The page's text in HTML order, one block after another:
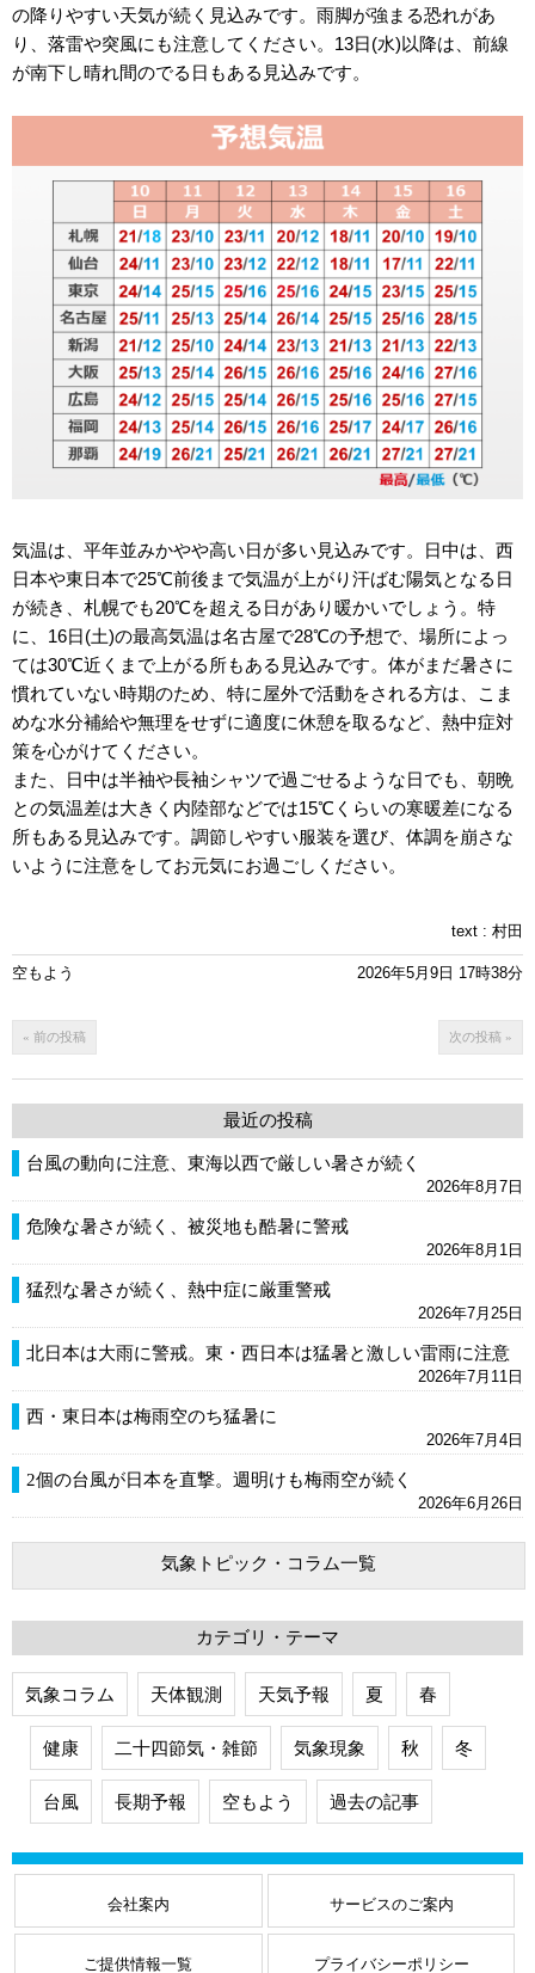
の降りやすい天気が続く見込みです。雨脚が強まる恐れがあ
り、落雷や突風にも注意してください。13日(水)以降は、前線
が南下し晴れ間のでる日もある見込みです。
気温は、平年並みかやや高い日が多い見込みです。日中は、西
日本や東日本で25℃前後まで気温が上がり汗ばむ陽気となる日
が続き、札幌でも20℃を超える日があり暖かいでしょう。特
に、16日(土)の最高気温は名古屋で28℃の予想で、場所によっ
ては30℃近くまで上がる所もある見込みです。体がまだ暑さに
慣れていない時期のため、特に屋外で活動をされる方は、こま
めな水分補給や無理をせずに適度に休憩を取るなど、熱中症対
策を心がけてください。
また、日中は半袖や長袖シャツで過ごせるような日でも、朝晩
との気温差は大きく内陸部などでは15℃くらいの寒暖差になる
所もある見込みです。調節しやすい服装を選び、体調を崩さな
いように注意をしてお元気にお過ごしください。
text : 村田
空もよう 2026年5月9日 17時38分
« 前の投稿 次の投稿 »
最近の投稿
台風の動向に注意、東海以西で厳しい暑さが続く
2026年8月7日
危険な暑さが続く、被災地も酷暑に警戒
2026年8月1日
猛烈な暑さが続く、熱中症に厳重警戒
2026年7月25日
北日本は大雨に警戒。東・西日本は猛暑と激しい雷雨に注意
2026年7月11日
西・東日本は梅雨空のち猛暑に
2026年7月4日
2個の台風が日本を直撃。週明けも梅雨空が続く
2026年6月26日
気象トピック・コラム一覧
カテゴリ・テーマ
気象コラム 天体観測 天気予報 夏 春
健康 二十四節気・雑節 気象現象 秋 冬
台風 長期予報 空もよう 過去の記事
会社案内 サービスのご案内
ご提供情報一覧 プライバシーポリシー